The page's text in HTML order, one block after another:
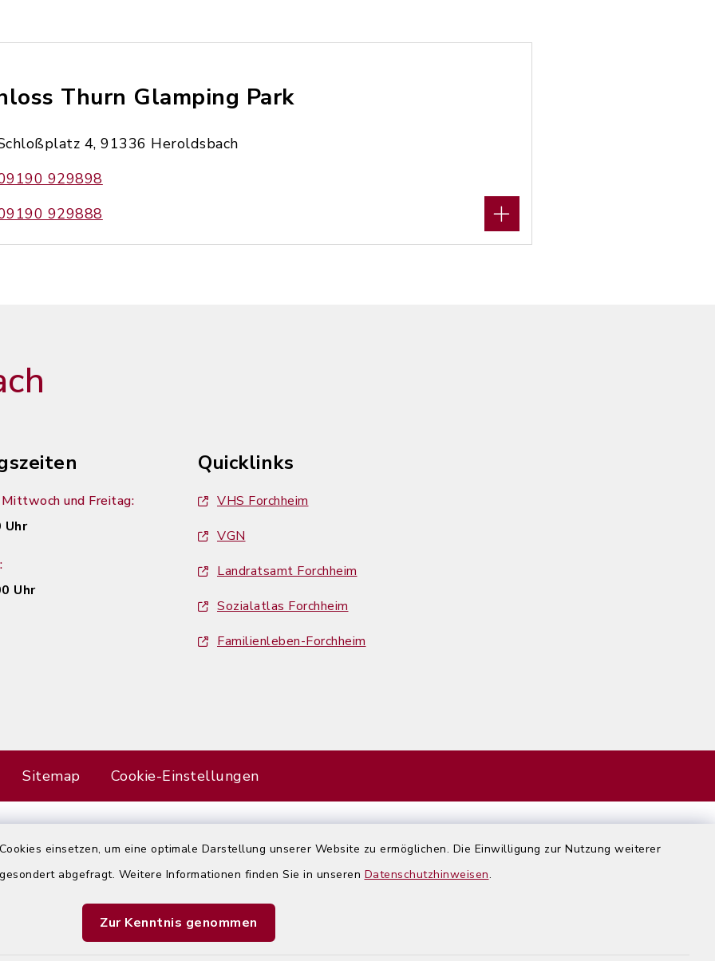
einsetzen, um eine optimale Darstellung unserer Website zu ermöglichen. Die Einwilligung zur Nutzung weiterer
abgefragt. Weitere Informationen finden Sie in unseren Datenschutzhinweisen.
Zur Kenntnis genommen
Thurn Glamping Park
4, 91336 Heroldsbach
929898
929888
und Freitag:
Uhr
Uhr
Quicklinks
VHS Forchheim
VGN
Landratsamt Forchheim
Sozialatlas Forchheim
Familienleben-Forchheim
Sitemap Cookie-Einstellungen
Error
Failed to load assistant data
Refresh Page